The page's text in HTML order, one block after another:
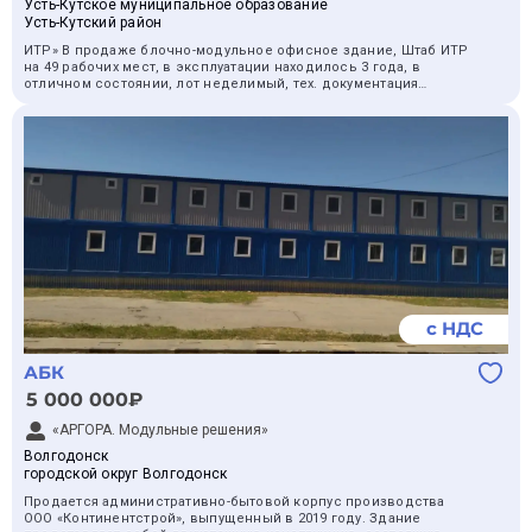
Усть-Кутское муниципальное образование
Усть-Кутский район
ИТР» В продаже блочно-модульное офисное здание, Штаб ИТР
на 49 рабочих мест, в эксплуатации находилось 3 года, в
отличном состоянии, лот неделимый, тех. документация
осуществляется с территории Иркутского завода полимеров в
покупателя. Также уместен торг.
с НДС
АБК
5 000 000₽
«АРГОРА. Модульные решения»
Волгодонск
городской округ Волгодонск
Продается административно-бытовой корпус производства
ООО «Континентстрой», выпущенный в 2019 году. Здание